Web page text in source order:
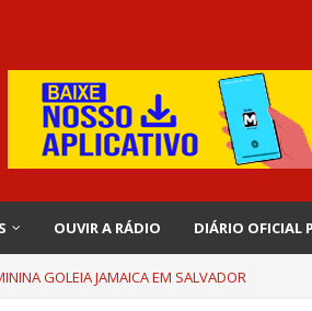
OUVIR A RÁDIO DIÁRIO OFICIAL
GOLEIA JAMAICA EM SALVADOR